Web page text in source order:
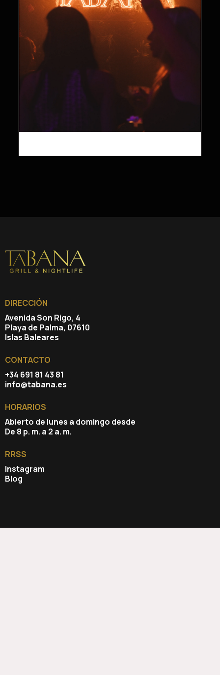
DIRECCIÓN
Avenida Son Rigo, 4
Playa de Palma, 07610
Islas Baleares
CONTACTO
+34 691 81 43 81
info@tabana.es
HORARIOS
Abierto de lunes a domingo desde
De 8 p. m. a 2 a. m.
RRSS
Instagram
Blog